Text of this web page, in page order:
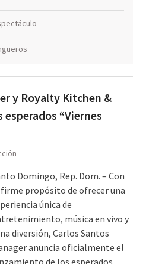
y Royalty Kitchen &
“Viernes
Domingo, Rep. Dom. – Con
propósito de ofrecer una
única de
música en vivo y
diversión, Carlos Santos
anuncia oficialmente el